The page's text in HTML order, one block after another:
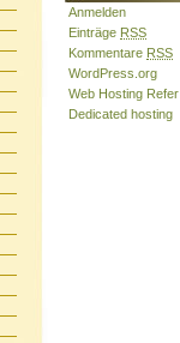
Anmelden
Einträge RSS
Kommentare RSS
WordPress.org
Web Hosting Refer
Dedicated hosting